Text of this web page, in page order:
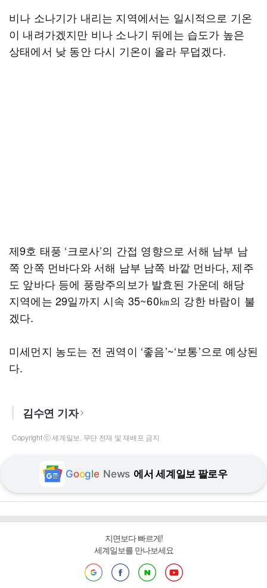
비나 소나기가 내리는 지역에서는 일시적으로 기온
이 내려가겠지만 비나 소나기 뒤에는 습도가 높은
상태에서 낮 동안 다시 기온이 올라 무덥겠다.
제9호 태풍 ‘크로사’의 간접 영향으로 서해 남부 남
쪽 안쪽 먼바다와 서해 남부 남쪽 바깥 먼바다, 제주
도 앞바다 등에 풍랑주의보가 발효된 가운데 해당
지역에는 29일까지 시속 35~60㎞의 강한 바람이 불
겠다.
미세먼지 농도는 전 권역이 ‘좋음’~‘보통’으로 예상된
다.
김수연 기자
Copyright ⓒ 세계일보. 무단 전재 및 재배포 금지
Google News 에서 세계일보 팔로우
지면보다 빠르게!
세계일보를 만나보세요